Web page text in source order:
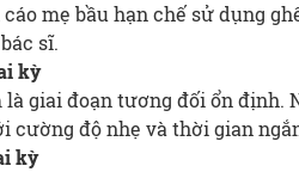
mẹ bầu hạn chế sử dụng
sĩ.
kỳ
giai đoạn tương đối ổn định.
cường độ nhẹ và thời gian
kỳ